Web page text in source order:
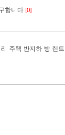
합니다 [0]
주택 반지하 방 렌